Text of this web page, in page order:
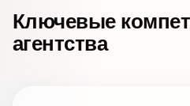
Ключевые
агентства